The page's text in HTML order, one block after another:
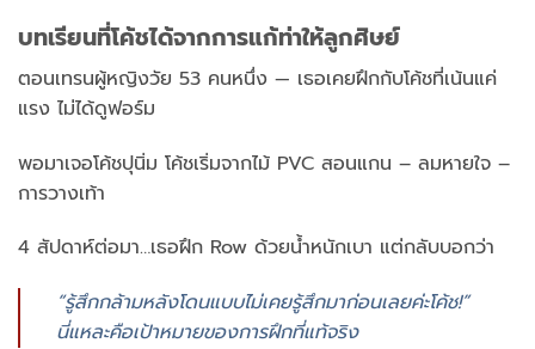
บทเรียนที่โค้ชได้จากการแก้ท่าให้ลูกศิษย์
ตอนเทรนผู้หญิงวัย 53 คนหนึ่ง — เธอเคยฝึกกับโค้ชที่เน้นแค่
แรง ไม่ได้ดูฟอร์ม
พอมาเจอโค้ชปุนิ่ม โค้ชเริ่มจากไม้ PVC สอนแกน – ลมหายใจ –
การวางเท้า
4 สัปดาห์ต่อมา…เธอฝึก Row ด้วยน้ำหนักเบา แต่กลับบอกว่า
“รู้สึกกล้ามหลังโดนแบบไม่เคยรู้สึกมาก่อนเลยค่ะโค้ช!”
นี่แหละคือเป้าหมายของการฝึกที่แท้จริง